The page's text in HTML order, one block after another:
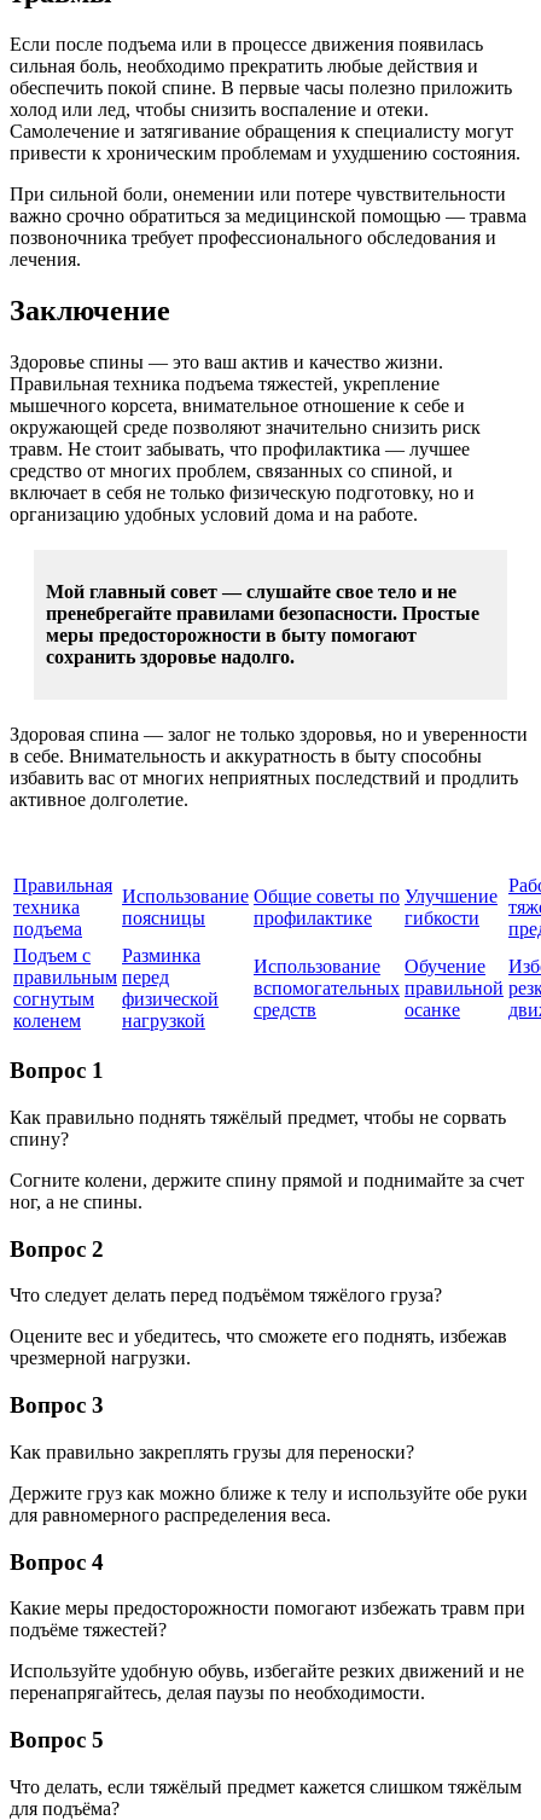
Если после подъема или в процессе движения появилась
сильная боль, необходимо прекратить любые действия и
обеспечить покой спине. В первые часы полезно приложить
холод или лед, чтобы снизить воспаление и отеки.
Самолечение и затягивание обращения к специалисту могут
привести к хроническим проблемам и ухудшению состояния.
При сильной боли, онемении или потере чувствительности
важно срочно обратиться за медицинской помощью — травма
позвоночника требует профессионального обследования и
лечения.
Заключение
Здоровье спины — это ваш актив и качество жизни.
Правильная техника подъема тяжестей, укрепление
мышечного корсета, внимательное отношение к себе и
окружающей среде позволяют значительно снизить риск
травм. Не стоит забывать, что профилактика — лучшее
средство от многих проблем, связанных со спиной, и
включает в себя не только физическую подготовку, но и
организацию удобных условий дома и на работе.
Мой главный совет — слушайте свое тело и не
пренебрегайте правилами безопасности. Простые
меры предосторожности в быту помогают
сохранить здоровье надолго.
Здоровая спина — залог не только здоровья, но и уверенности
в себе. Внимательность и аккуратность в быту способны
избавить вас от многих неприятных последствий и продлить
активное долголетие.
Правильная
техника
подъема
Использование
поясницы
Общие советы по
профилактике
Улучшение
гибкости
Подъем с
правильным
согнутым
коленем
Разминка
перед
физической
нагрузкой
Использование
вспомогательных
средств
Обучение
правильной
осанке
Вопрос 1
Как правильно поднять тяжёлый предмет, чтобы не сорвать
спину?
Согните колени, держите спину прямой и поднимайте за счет
ног, а не спины.
Вопрос 2
Что следует делать перед подъёмом тяжёлого груза?
Оцените вес и убедитесь, что сможете его поднять, избежав
чрезмерной нагрузки.
Вопрос 3
Как правильно закреплять грузы для переноски?
Держите груз как можно ближе к телу и используйте обе руки
для равномерного распределения веса.
Вопрос 4
Какие меры предосторожности помогают избежать травм при
подъёме тяжестей?
Используйте удобную обувь, избегайте резких движений и не
перенапрягайтесь, делая паузы по необходимости.
Вопрос 5
Что делать, если тяжёлый предмет кажется слишком тяжёлым
для подъёма?